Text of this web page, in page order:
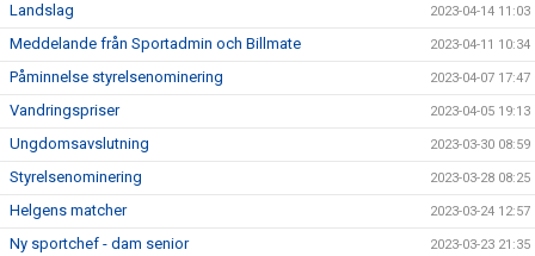
Landslag 2023-04-14 11:03
Meddelande från Sportadmin och Billmate 2023-04-11 10:34
Påminnelse styrelsenominering 2023-04-07 17:47
Vandringspriser 2023-04-05 19:13
Ungdomsavslutning 2023-03-30 08:59
Styrelsenominering 2023-03-28 08:25
Helgens matcher 2023-03-24 12:57
Ny sportchef - dam senior 2023-03-23 21:35